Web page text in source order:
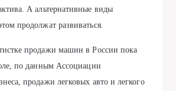
А альтернативные виды
продолжат развиваться.
продажи машин в России пока
по данным Ассоциации
продажи легковых авто и легкого